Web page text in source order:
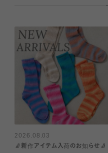
2026.08.03
🧦新作アイテム入荷のお知らせ🧦